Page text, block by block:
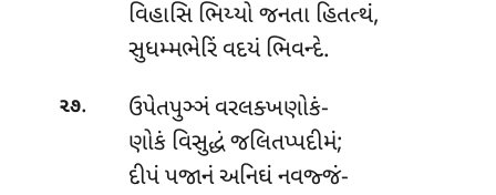
વિહાસિ ભિય્યો જનતા હિતત્થં,
સુધમ્મભેરિં વદયં ભિવન્દે.
૨૭.
ઉપેતપુઞ્ઞં વરલક્ખણોકં-
ણોકં વિસુદ્ધં જલિતપ્પદીમં;
દીપં પજાનં અનિઘં નવજ્જં-